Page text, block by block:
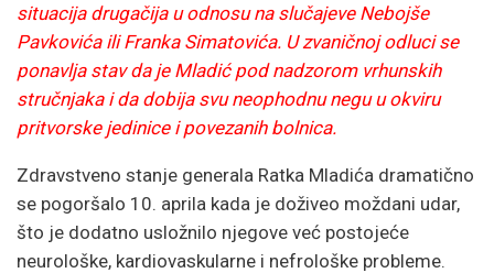
situacija drugačija u odnosu na slučajeve Nebojše
Pavkovića ili Franka Simatovića. U zvaničnoj odluci se
ponavlja stav da je Mladić pod nadzorom vrhunskih
stručnjaka i da dobija svu neophodnu negu u okviru
pritvorske jedinice i povezanih bolnica.
Zdravstveno stanje generala Ratka Mladića dramatično
se pogoršalo 10. aprila kada je doživeo moždani udar,
što je dodatno usložnilo njegove već postojeće
neurološke, kardiovaskularne i nefrološke probleme.